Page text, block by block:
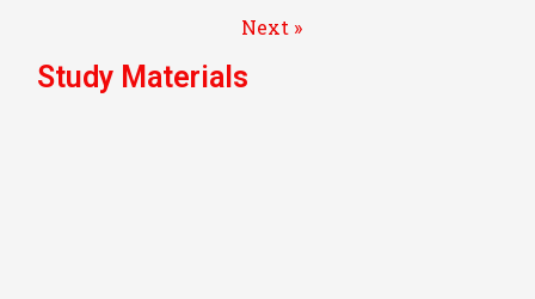
Next »
Study Materials